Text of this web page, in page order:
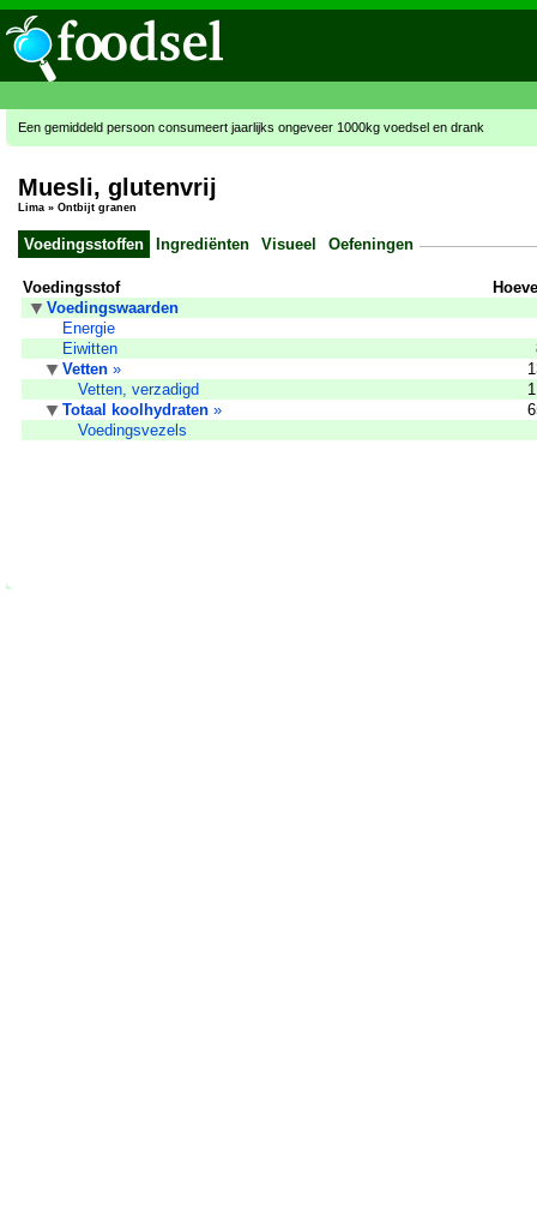
Een gemiddeld persoon consumeert jaarlijks ongeveer 1000kg voedsel en drank
Muesli, glutenvrij
Lima » Ontbijt granen
Voedingsstoffen Ingrediënten Visueel Oefeningen
Voedingsstof
Voedingswaarden
Energie
Eiwitten
Vetten »
Vetten, verzadigd
Totaal koolhydraten »
Voedingsvezels